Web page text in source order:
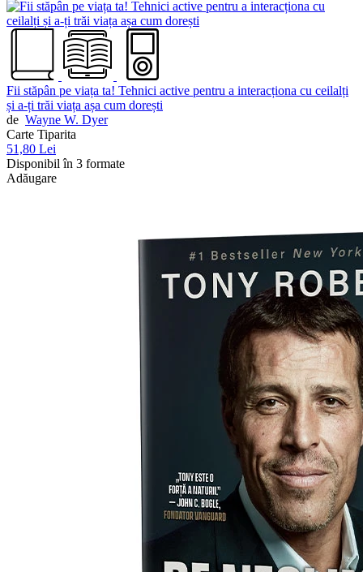
Fii stăpân pe viața ta! Tehnici active pentru a interacționa cu ceilalți
și a-ți trăi viața așa cum dorești
de Wayne W. Dyer
Carte Tiparita
51,80 Lei
Disponibil în 3 formate
Adăugare